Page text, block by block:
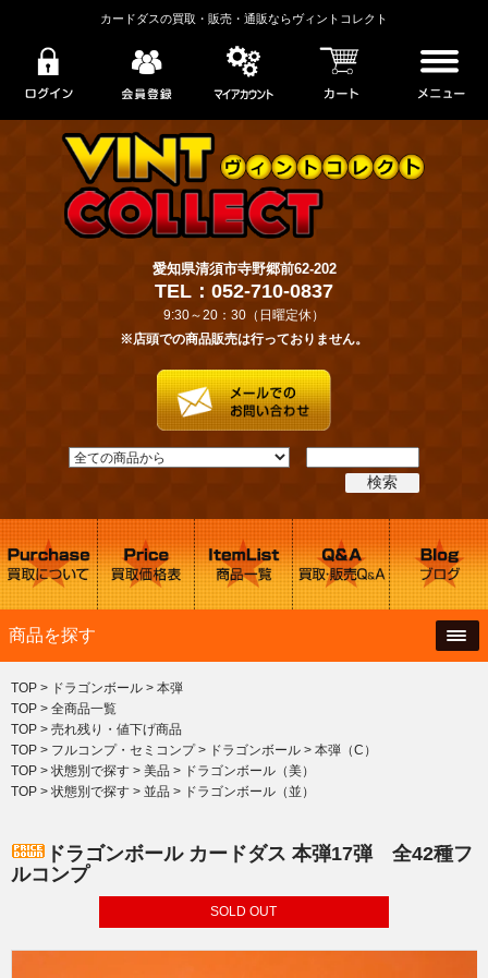
カードダスの買取・販売・通販ならヴィントコレクト
愛知県清須市寺野郷前62-202
TEL：052-710-0837
9:30～20：30（日曜定休）
※店頭での商品販売は行っておりません。
商品を探す
TOP > ドラゴンボール > 本弾
TOP > 全商品一覧
TOP > 売れ残り・値下げ商品
TOP > フルコンプ・セミコンプ > ドラゴンボール > 本弾（C）
TOP > 状態別で探す > 美品 > ドラゴンボール（美）
TOP > 状態別で探す > 並品 > ドラゴンボール（並）
ドラゴンボール カードダス 本弾17弾 全42種フ
ルコンプ
SOLD OUT